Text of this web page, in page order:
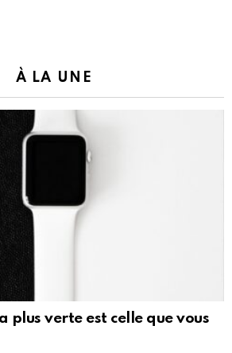
À LA UNE
plus verte est celle que vous